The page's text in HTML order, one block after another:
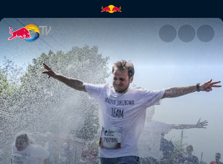
Junte-se à corrida de